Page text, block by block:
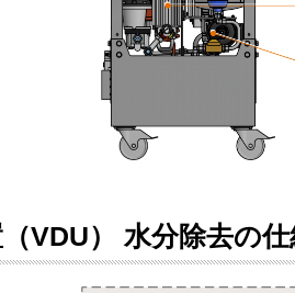
VDU） 水分除去の